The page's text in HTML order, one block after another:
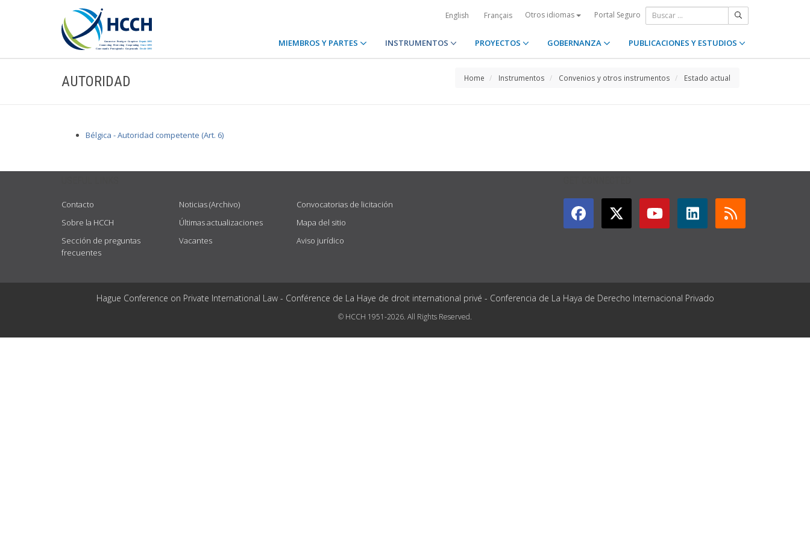
English Français Otros idiomas Portal Seguro
MIEMBROS Y PARTES INSTRUMENTOS PROYECTOS GOBERNANZA PUBLICACIONES Y ESTUDIOS
AUTORIDAD Home Instrumentos Convenios y otros instrumentos Estado actual
Bélgica - Autoridad competente (Art. 6)
Contacto
Sobre la HCCH
Sección de preguntas
frecuentes
Noticias (Archivo)
Últimas actualizaciones
Vacantes
Convocatorias de licitación
Mapa del sitio
Aviso jurídico
Hague Conference on Private International Law - Conférence de La Haye de droit international privé - Conferencia de La Haya de Derecho Internacional Privado
© HCCH 1951-2026. All Rights Reserved.